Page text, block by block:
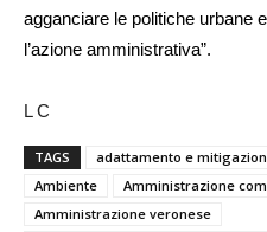
agganciare le politiche urbane
l’azione amministrativa”.
L C
TAGS
adattamento e
Ambiente
Amministrazione
Amministrazione veronese